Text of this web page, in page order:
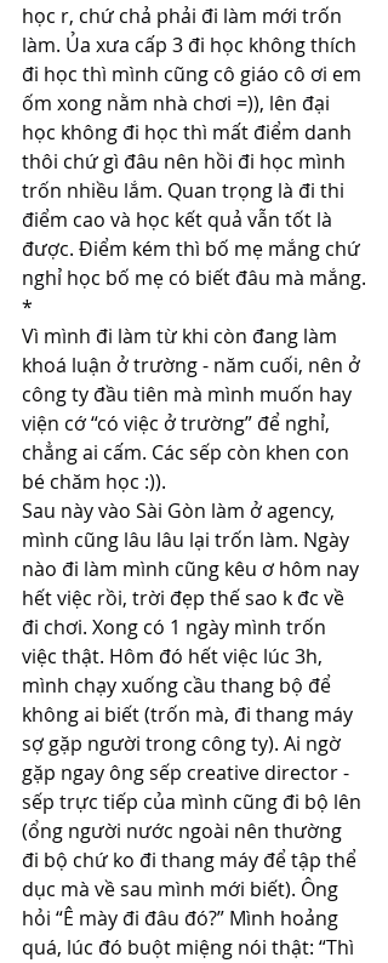
học r, chứ chả phải đi làm mới trốn
làm. Ủa xưa cấp 3 đi học không thích
đi học thì mình cũng cô giáo cô ơi em
ốm xong nằm nhà chơi =)), lên đại
học không đi học thì mất điểm danh
thôi chứ gì đâu nên hồi đi học mình
trốn nhiều lắm. Quan trọng là đi thi
điểm cao và học kết quả vẫn tốt là
được. Điểm kém thì bố mẹ mắng chứ
nghỉ học bố mẹ có biết đâu mà mắng.
*
Vì mình đi làm từ khi còn đang làm
khoá luận ở trường - năm cuối, nên ở
công ty đầu tiên mà mình muốn hay
viện cớ “có việc ở trường” để nghỉ,
chẳng ai cấm. Các sếp còn khen con
bé chăm học :)).
Sau này vào Sài Gòn làm ở agency,
mình cũng lâu lâu lại trốn làm. Ngày
nào đi làm mình cũng kêu ơ hôm nay
hết việc rồi, trời đẹp thế sao k đc về
đi chơi. Xong có 1 ngày mình trốn
việc thật. Hôm đó hết việc lúc 3h,
mình chạy xuống cầu thang bộ để
không ai biết (trốn mà, đi thang máy
sợ gặp người trong công ty). Ai ngờ
gặp ngay ông sếp creative director -
sếp trực tiếp của mình cũng đi bộ lên
(ổng người nước ngoài nên thường
đi bộ chứ ko đi thang máy để tập thể
dục mà về sau mình mới biết). Ông
hỏi “Ê mày đi đâu đó?” Mình hoảng
quá, lúc đó buột miệng nói thật: “Thì